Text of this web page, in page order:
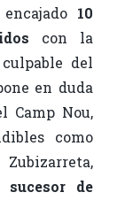
10
con la
del
en duda
Camp Nou,
como
sucesor de